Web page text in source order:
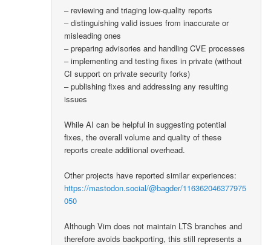
– reviewing and triaging low-quality reports
– distinguishing valid issues from inaccurate or
misleading ones
– preparing advisories and handling CVE processes
– implementing and testing fixes in private (without
CI support on private security forks)
– publishing fixes and addressing any resulting
issues
While AI can be helpful in suggesting potential
fixes, the overall volume and quality of these
reports create additional overhead.
Other projects have reported similar experiences:
https://mastodon.social/@bagder/116362046377975
050
Although Vim does not maintain LTS branches and
therefore avoids backporting, this still represents a